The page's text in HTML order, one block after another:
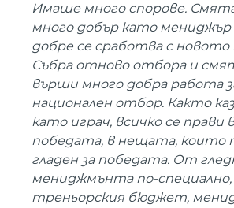
Имаше много спорове.
много добър като мениджър
добре се сработва с новото
Събра отново отбора и
върши много добра работа
национален отбор. Както
като играч, всичко се прави
победата, в нещата, които
гладен за победата. От
мениджмънта по-специално,
треньорския бюджет,